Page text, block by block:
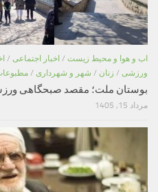
اب و هوا و محیط زیست / اخبار اجتماعی /
ورزشی / زنان / شهر و شهرداری /
بوستان ملت؛ مقصد صبحگاهی
مرداد 15, 1405